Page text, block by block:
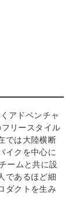
アドベンチャ
リースタイル
では大陸横断
イクを中心に
ームと共に設
であるほど細
ダクトを生み